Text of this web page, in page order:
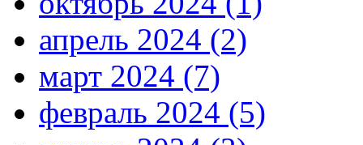
апрель 2024 (2)
март 2024 (7)
февраль 2024 (5)